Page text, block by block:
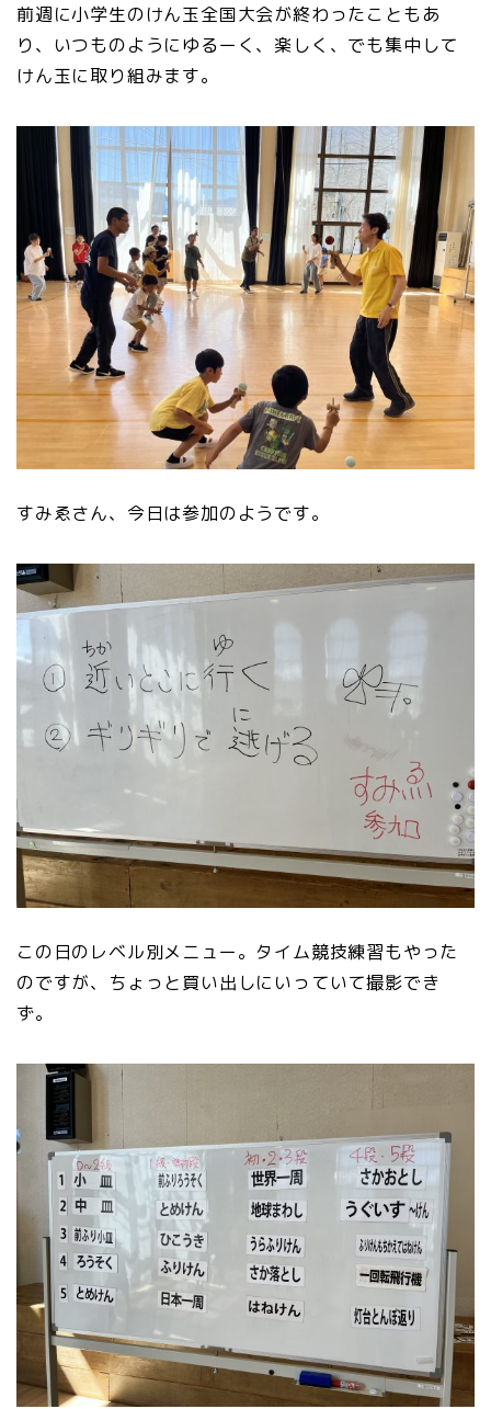
前週に小学生のけん玉全国大会が終わったこともあ
り、いつものようにゆるーく、楽しく、でも集中して
けん玉に取り組みます。
すみゑさん、今日は参加のようです。
この日のレベル別メニュー。タイム競技練習もやった
のですが、ちょっと買い出しにいっていて撮影でき
ず。